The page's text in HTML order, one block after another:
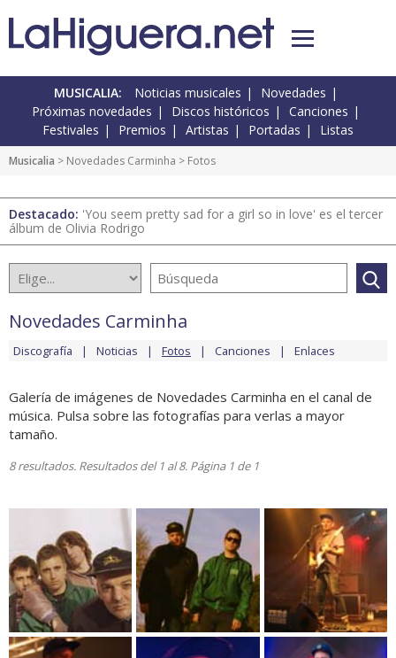
MUSICALIA: Noticias musicales
Novedades
Próximas novedades
Discos históricos
Canciones
Festivales
Premios Artistas Portadas Listas
Musicalia > Novedades Carminha > Fotos
Destacado: 'You seem pretty sad for a girl so in love' es el tercer
álbum de Olivia Rodrigo
Novedades Carminha
Discografía Noticias Fotos Canciones Enlaces
Galería de imágenes de Novedades Carminha en el canal de
música. Pulsa sobre las fotografías para verlas a mayor
tamaño.
8 resultados. Resultados del 1 al 8. Página 1 de 1